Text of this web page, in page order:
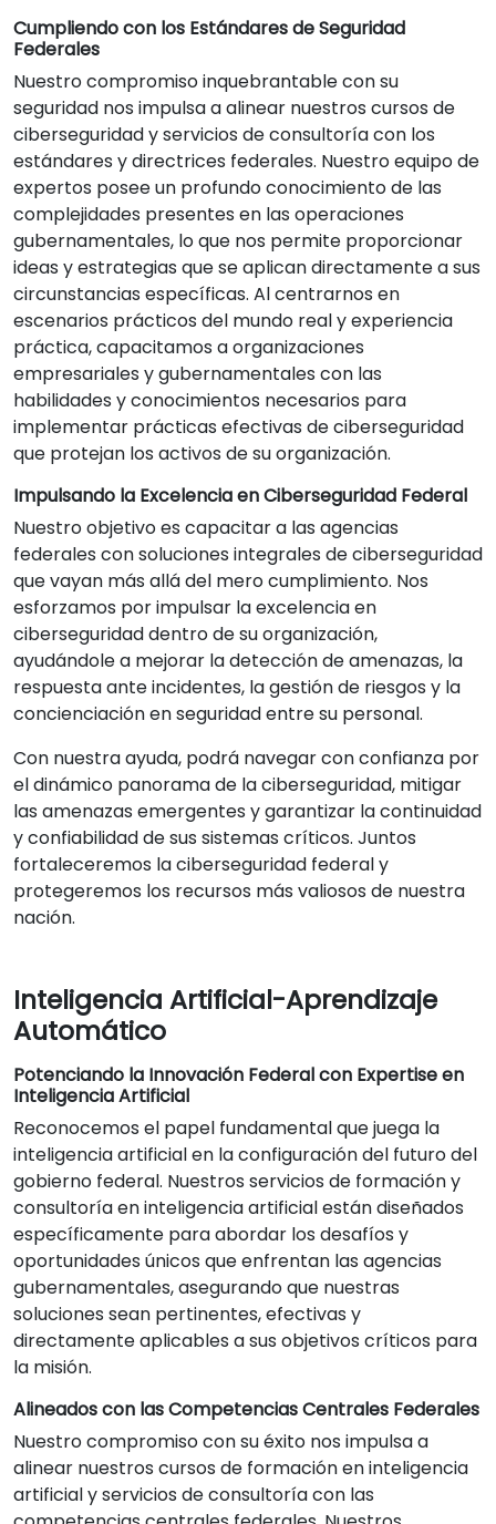
Cumpliendo con los Estándares de Seguridad
Federales
Nuestro compromiso inquebrantable con su
seguridad nos impulsa a alinear nuestros cursos de
ciberseguridad y servicios de consultoría con los
estándares y directrices federales. Nuestro equipo de
expertos posee un profundo conocimiento de las
complejidades presentes en las operaciones
gubernamentales, lo que nos permite proporcionar
ideas y estrategias que se aplican directamente a sus
circunstancias específicas. Al centrarnos en
escenarios prácticos del mundo real y experiencia
práctica, capacitamos a organizaciones
empresariales y gubernamentales con las
habilidades y conocimientos necesarios para
implementar prácticas efectivas de ciberseguridad
que protejan los activos de su organización.
Impulsando la Excelencia en Ciberseguridad Federal
Nuestro objetivo es capacitar a las agencias
federales con soluciones integrales de ciberseguridad
que vayan más allá del mero cumplimiento. Nos
esforzamos por impulsar la excelencia en
ciberseguridad dentro de su organización,
ayudándole a mejorar la detección de amenazas, la
respuesta ante incidentes, la gestión de riesgos y la
concienciación en seguridad entre su personal.
Con nuestra ayuda, podrá navegar con confianza por
el dinámico panorama de la ciberseguridad, mitigar
las amenazas emergentes y garantizar la continuidad
y confiabilidad de sus sistemas críticos. Juntos
fortaleceremos la ciberseguridad federal y
protegeremos los recursos más valiosos de nuestra
nación.
Inteligencia Artificial-Aprendizaje
Automático
Potenciando la Innovación Federal con Expertise en
Inteligencia Artificial
Reconocemos el papel fundamental que juega la
inteligencia artificial en la configuración del futuro del
gobierno federal. Nuestros servicios de formación y
consultoría en inteligencia artificial están diseñados
específicamente para abordar los desafíos y
oportunidades únicos que enfrentan las agencias
gubernamentales, asegurando que nuestras
soluciones sean pertinentes, efectivas y
directamente aplicables a sus objetivos críticos para
la misión.
Alineados con las Competencias Centrales Federales
Nuestro compromiso con su éxito nos impulsa a
alinear nuestros cursos de formación en inteligencia
artificial y servicios de consultoría con las